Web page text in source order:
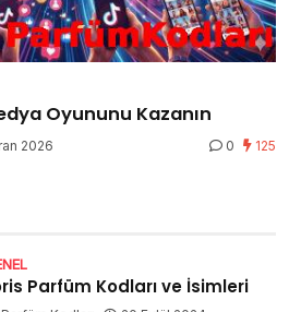
Oyununu Kazanın
2026 0 125
Parfüm Kodları ve İsimleri